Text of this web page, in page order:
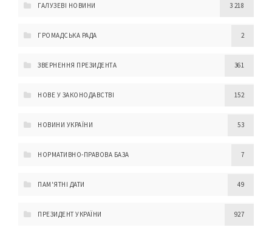
ГАЛУЗЕВІ НОВИНИ 3 218
ГРОМАДСЬКА РАДА 2
ЗВЕРНЕННЯ ПРЕЗИДЕНТА 361
НОВЕ У ЗАКОНОДАВСТВІ 152
НОВИНИ УКРАЇНИ 53
НОРМАТИВНО-ПРАВОВА БАЗА 7
ПАМ'ЯТНІ ДАТИ 49
ПРЕЗИДЕНТ УКРАЇНИ 927